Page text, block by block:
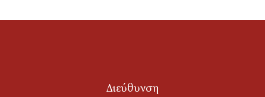
Διεύθυνση